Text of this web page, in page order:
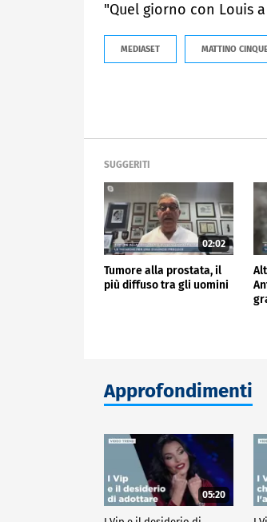
"Quel giorno con Louis
MEDIASET MATTINO
SUGGERITI
02:02
Tumore alla prostata, il
più diffuso tra gli uomini
Approfondimenti
05:20